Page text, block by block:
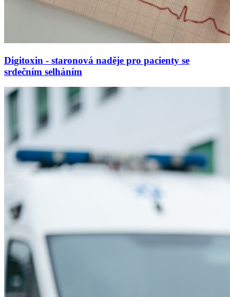
Digitoxin - staronová naděje pro pacienty se
srdečním selháním